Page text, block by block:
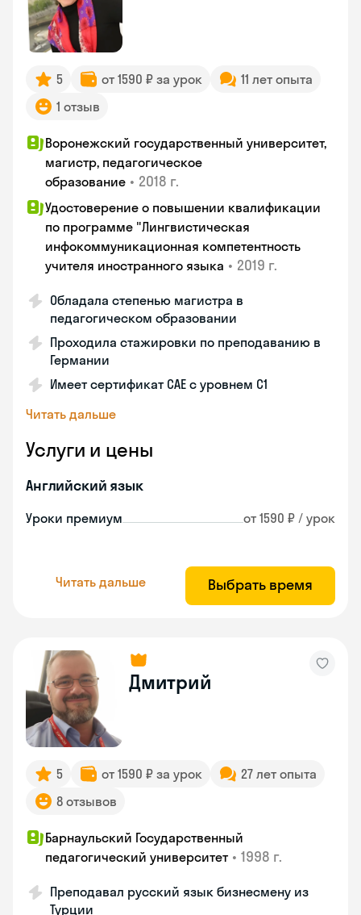
5 от 1590 ₽ за урок
11 лет опыта
1 отзыв
Воронежский государственный университет,
магистр, педагогическое
образование • 2018 г.
Удостоверение о повышении квалификации
по программе "Лингвистическая
инфокоммуникационная компетентность
учителя иностранного языка • 2019 г.
Обладала степенью магистра в
педагогическом образовании
Проходила стажировки по преподаванию в
Германии
Имеет сертификат САЕ с уровнем С1
Читать дальше
Услуги и цены
Английский язык
Уроки премиум от 1590 ₽ / урок
Читать дальше Выбрать время
Дмитрий
5 от 1590 ₽ за урок
27 лет опыта
8 отзывов
Барнаульский Государственный
педагогический университет • 1998 г.
Преподавал русский язык бизнесмену из
Турции